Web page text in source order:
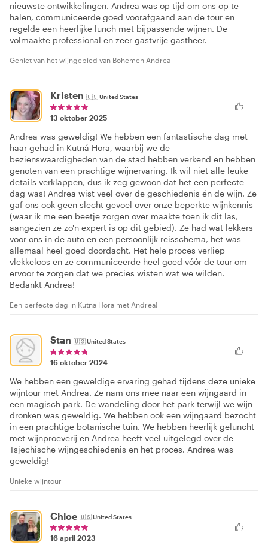
nieuwste ontwikkelingen. Andrea was op tijd om ons op te
halen, communiceerde goed voorafgaand aan de tour en
regelde een heerlijke lunch met bijpassende wijnen. De
volmaakte professional en zeer gastvrije gastheer.
Geniet van het wijngebied van Bohemen Andrea
Kristen 🇺🇸United States
13 oktober 2025
Andrea was geweldig! We hebben een fantastische dag met
haar gehad in Kutná Hora, waarbij we de
bezienswaardigheden van de stad hebben verkend en hebben
genoten van een prachtige wijnervaring. Ik wil niet alle leuke
details verklappen, dus ik zeg gewoon dat het een perfecte
dag was! Andrea wist veel over de geschiedenis én de wijn. Ze
gaf ons ook geen slecht gevoel over onze beperkte wijnkennis
(waar ik me een beetje zorgen over maakte toen ik dit las,
aangezien ze zo'n expert is op dit gebied). Ze had wat lekkers
voor ons in de auto en een persoonlijk reisschema, het was
allemaal heel goed doordacht. Het hele proces verliep
vlekkeloos en ze communiceerde heel goed vóór de tour om
ervoor te zorgen dat we precies wisten wat we wilden.
Bedankt Andrea!
Een perfecte dag in Kutna Hora met Andrea!
Stan 🇺🇸United States
16 oktober 2024
We hebben een geweldige ervaring gehad tijdens deze unieke
wijntour met Andrea. Ze nam ons mee naar een wijngaard in
een magisch park. De wandeling door het park terwijl we wijn
dronken was geweldig. We hebben ook een wijngaard bezocht
in een prachtige botanische tuin. We hebben heerlijk geluncht
met wijnproeverij en Andrea heeft veel uitgelegd over de
Tsjechische wijngeschiedenis en het proces. Andrea was
geweldig!
Unieke wijntour
Chloe 🇺🇸United States
16 april 2023